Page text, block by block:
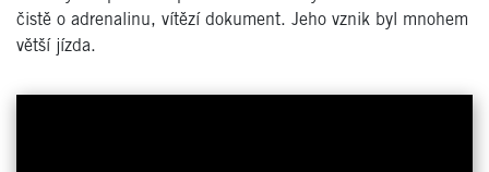
čistě o adrenalinu, vítězí dokument. Jeho vznik byl mnohem
větší jízda.